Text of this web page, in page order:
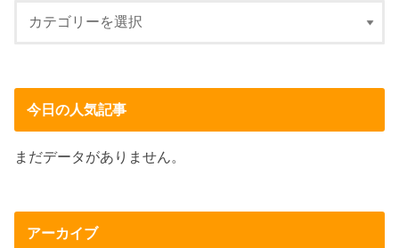
今日の人気記事
まだデータがありません。
アーカイブ